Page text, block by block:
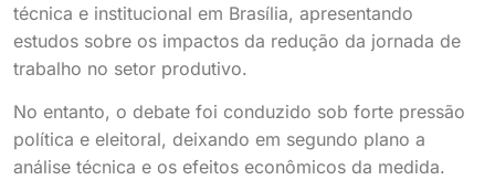
técnica e institucional em Brasília, apresentando
estudos sobre os impactos da redução da jornada de
trabalho no setor produtivo.
No entanto, o debate foi conduzido sob forte pressão
política e eleitoral, deixando em segundo plano a
análise técnica e os efeitos econômicos da medida.